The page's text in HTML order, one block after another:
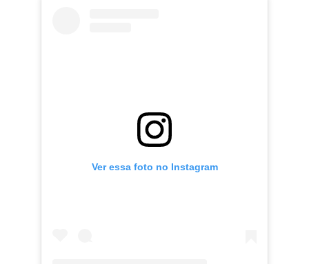
Ver essa foto no Instagram